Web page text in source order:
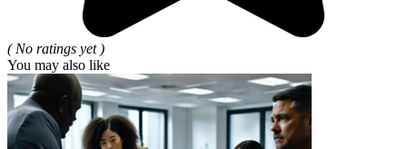
( No ratings yet )
You may also like